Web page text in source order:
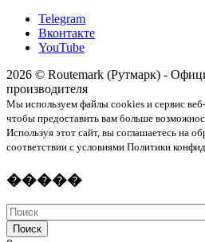
Telegram
Вконтакте
YouTube
2026 © Routemark (Рутмарк) -
производителя
Мы используем файлы cookies и сервис
чтобы предоставить вам больше
Используя этот сайт, вы соглашаетесь на
соответствии с условиями Политики
�����
Поиск